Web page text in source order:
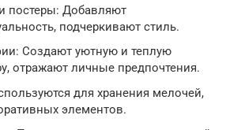
постеры: Добавляют
подчеркивают стиль.
Создают уютную и теплую
отражают личные предпочтения.
для хранения мелочей,
элементов.